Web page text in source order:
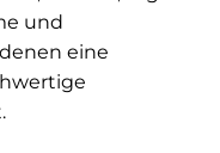
und
eine